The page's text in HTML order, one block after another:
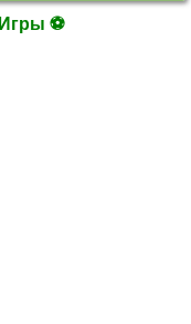
Игры ⚽